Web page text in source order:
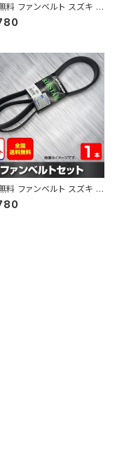
料 ファンベルト スズキ ス
ア 型式MK32S H25.03
（国内トップメーカ
料 ファンベルト スズキ ワ
型式MH34S H24.09～
（国内トップメーカー）